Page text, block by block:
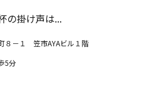
の掛け声は...
８－１ 笠市AYAビル１階
5分